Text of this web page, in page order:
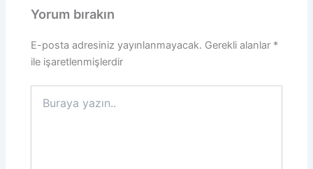
Yorum bırakın
E-posta adresiniz yayınlanmayacak. Gerekli alanlar *
ile işaretlenmişlerdir
yazın..